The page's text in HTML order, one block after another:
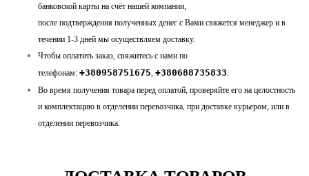
банковской карты на счёт нашей компании,
после подтверждения полученных денег с Вами свяжется менеджер и в
течении 1-3 дней мы осуществляем доставку.
Чтобы оплатить заказ, свяжитесь с нами по
телефонам: +380958751675 +380688735833
Во время получения товара перед оплатой, проверяйте его на целостность
и комплектацию в отделении перевозчика, при доставке курьером, или в
отделении перевозчика.